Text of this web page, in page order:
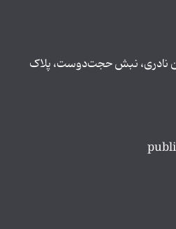
نادری، نبش حجت‌دوست، پلاک